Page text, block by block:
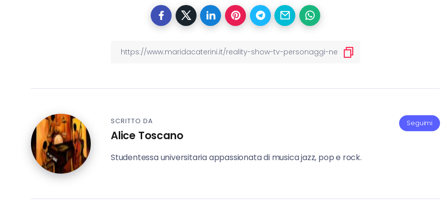
Seguimi
SCRITTO DA
Alice Toscano
Studentessa universitaria appassionata di musica jazz, pop e rock.